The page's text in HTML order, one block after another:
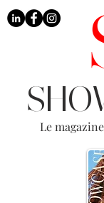
Le